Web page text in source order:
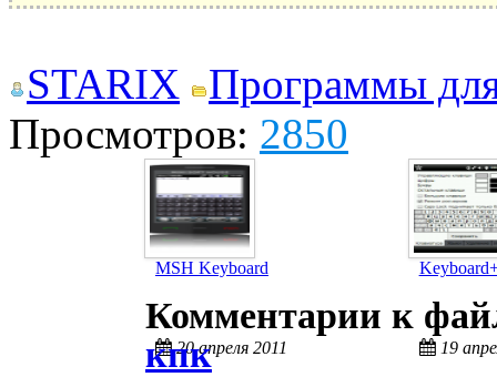
STARIX
Программы
Просмотров: 2850
MSH Keyboard
20 апреля 2011 19
Комментарии к
кпк